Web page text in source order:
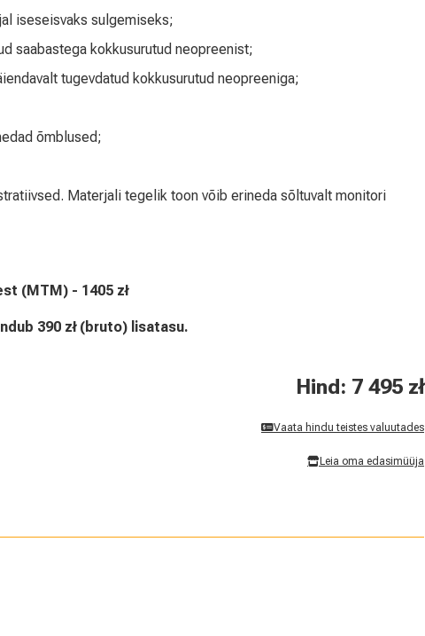
iseseisvaks sulgemiseks;
saabastega kokkusurutud neopreenist;
tugevdatud kokkusurutud neopreeniga;
õmblused;
Materjali tegelik toon võib erineda sõltuvalt monitori
(MTM) - 1405 zł
390 zł (bruto) lisatasu.
Hind: 7 495 zł
Vaata hindu teistes valuutades
Leia oma edasimüüja